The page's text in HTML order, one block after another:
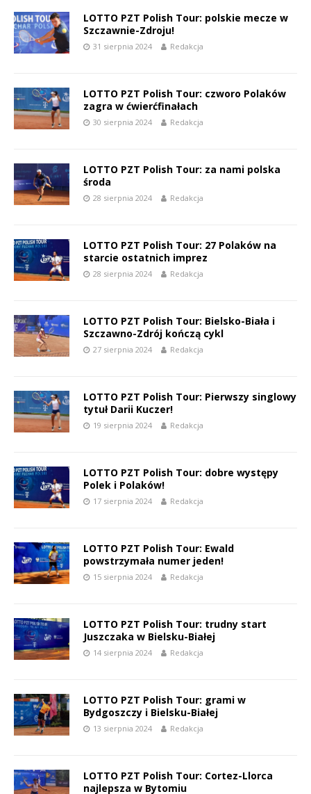
LOTTO PZT Polish Tour: polskie mecze w
Szczawnie-Zdroju!
31 sierpnia 2024 Redakcja
LOTTO PZT Polish Tour: czworo Polaków
zagra w ćwierćfinałach
30 sierpnia 2024 Redakcja
LOTTO PZT Polish Tour: za nami polska
środa
28 sierpnia 2024 Redakcja
LOTTO PZT Polish Tour: 27 Polaków na
starcie ostatnich imprez
28 sierpnia 2024 Redakcja
LOTTO PZT Polish Tour: Bielsko-Biała i
Szczawno-Zdrój kończą cykl
27 sierpnia 2024 Redakcja
LOTTO PZT Polish Tour: Pierwszy singlowy
tytuł Darii Kuczer!
19 sierpnia 2024 Redakcja
LOTTO PZT Polish Tour: dobre występy
Polek i Polaków!
17 sierpnia 2024 Redakcja
LOTTO PZT Polish Tour: Ewald
powstrzymała numer jeden!
15 sierpnia 2024 Redakcja
LOTTO PZT Polish Tour: trudny start
Juszczaka w Bielsku-Białej
14 sierpnia 2024 Redakcja
LOTTO PZT Polish Tour: grami w
Bydgoszczy i Bielsku-Białej
13 sierpnia 2024 Redakcja
LOTTO PZT Polish Tour: Cortez-Llorca
najlepsza w Bytomiu